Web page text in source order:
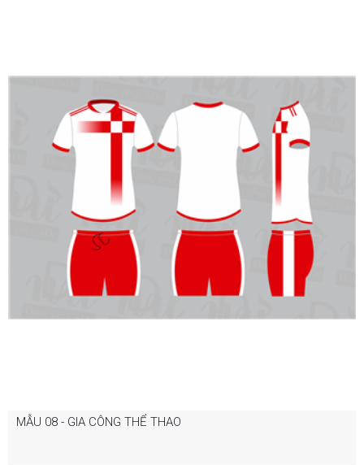
MẪU 08 - GIA CÔNG THỂ THAO